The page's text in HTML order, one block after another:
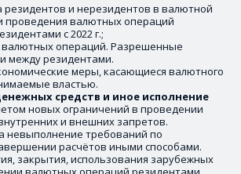
резидентов и нерезидентов в валютной
проведения валютных операций
с 2022 г.;
операций. Разрешенные
между резидентами.
меры, касающиеся валютного
властью.
средств и иное исполнение
новых ограничений в проведении
и внешних запретов.
невыполнение требований по
расчётов иными способами.
закрытия, использования зарубежных